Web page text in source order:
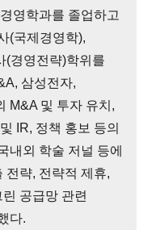
영학과를 졸업하고
(국제경영학),
(경영전략)학위를
삼성전자,
M&A 및 투자 유치,
IR, 정책 홍보 등의
내외 학술 저널 등에
전략, 전략적 제휴,
공급망 관련
다.